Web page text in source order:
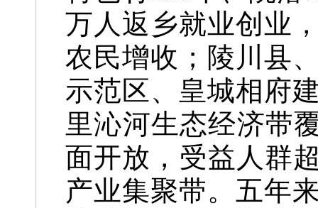
万人返乡就业创业
农民增收；陵川县
示范区、皇城相府
里沁河生态经济带
面开放，受益人群
产业集聚带。五年